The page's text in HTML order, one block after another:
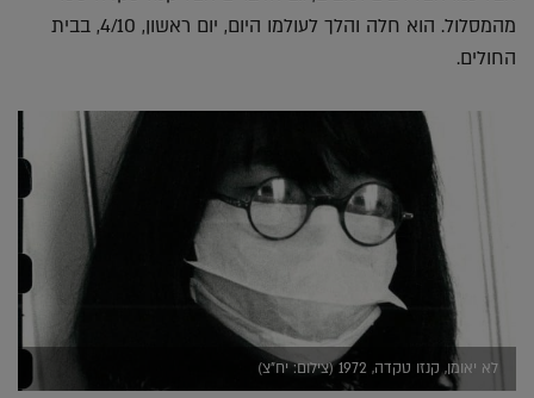
מהמסלול. הוא חלה והלך לעולמו היום, יום ראשון, 4/10, בבית
החולים.
לא יאומן, קנזו טקדה, 1972 (צילום: יח"צ)